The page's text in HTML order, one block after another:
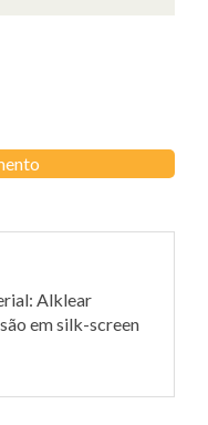
Alklear
em silk-screen